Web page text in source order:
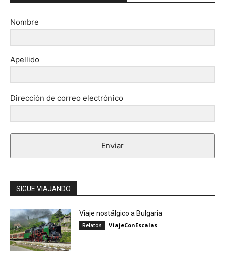
Nombre
Apellido
Dirección de correo electrónico
Enviar
SIGUE VIAJANDO
Viaje nostálgico a Bulgaria
Relatos ViajeConEscalas